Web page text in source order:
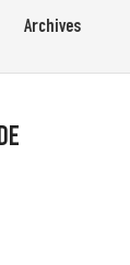
Archives